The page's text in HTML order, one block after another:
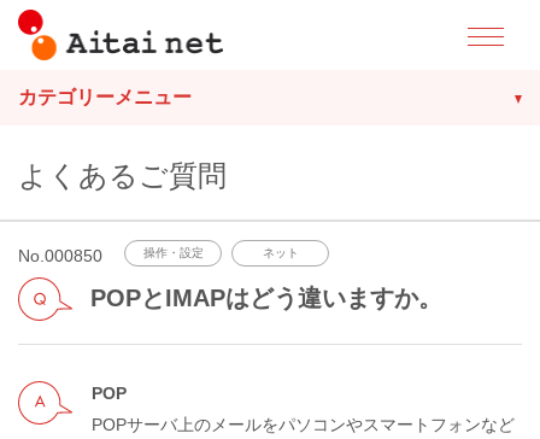
カテゴリーメニュー
よくあるご質問
No.000850 操作・設定 ネット
POPとIMAPはどう違いますか。
POP
POPサーバ上のメールをパソコンやスマートフォンなど